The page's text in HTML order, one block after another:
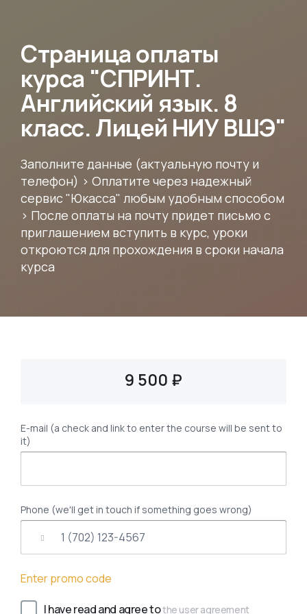
Страница оплаты
курса "СПРИНТ.
Английский язык. 8
класс. Лицей НИУ ВШЭ"
Заполните данные (актуальную почту и
телефон) > Оплатите через надежный
сервис "Юкасса" любым удобным способом
> После оплаты на почту придет письмо с
приглашением вступить в курс, уроки
откроются для прохождения в сроки начала
курса
9 500 ₽
E-mail (a check and link to enter the course will be sent to
it)
Phone (we'll get in touch if something goes wrong)
Enter promo code
I have read and agree tothe user agreement